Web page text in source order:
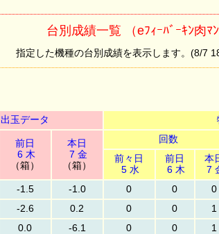
台別成績一覧 （eﾌｨｰﾊﾞｰｷﾝ肉ﾏﾝ
指定した機種の台別成績を表示します。(8/7
出玉データ
前日
6 木
（箱）
本日
7 金
（箱）
回数
前々日
5 水
前日
6 木
本
7
-1.5 -1.0 0 0 0
-2.6 0.2 0 0 1
0.0 -6.1 0 0 1